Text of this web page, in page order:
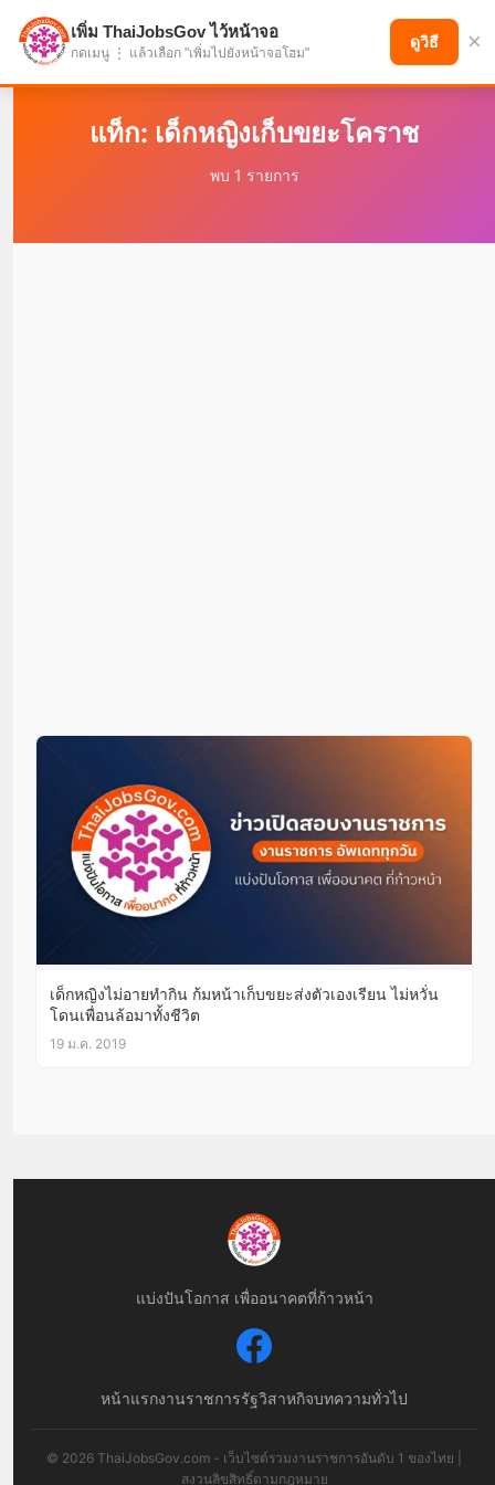
แบ่งปันโอกาส เพื่ออนาคตที่ก้าวหน้า
แท็ก: เด็กหญิงเก็บขยะโคราช
พบ 1 รายการ
เด็กหญิงไม่อายทำกิน ก้มหน้าเก็บขยะส่งตัวเองเรียน ไม่หวั่น
โดนเพื่อนล้อมาทั้งชีวิต
19 ม.ค. 2019
แบ่งปันโอกาส เพื่ออนาคตที่ก้าวหน้า
หน้าแรกงานราชการรัฐวิสาหกิจบทความทั่วไป
© 2026 ThaiJobsGov.com - เว็บไซต์รวมงานราชการอันดับ 1 ของไทย |
สงวนลิขสิทธิ์ตามกฎหมาย
เพิ่ม ThaiJobsGov ไว้หน้าจอ
กดเมนู ⋮ แล้วเลือก "เพิ่มไปยังหน้าจอโฮม"
ดูวิธี ×